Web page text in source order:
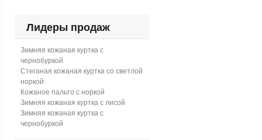
Лидеры продаж
Зимняя кожаная куртка с
чернобуркой
Стеганая кожаная куртка со светлой
норкой
Кожаное пальто с норкой
Зимняя кожаная куртка с лисой
Зимняя кожаная куртка с
чернобуркой